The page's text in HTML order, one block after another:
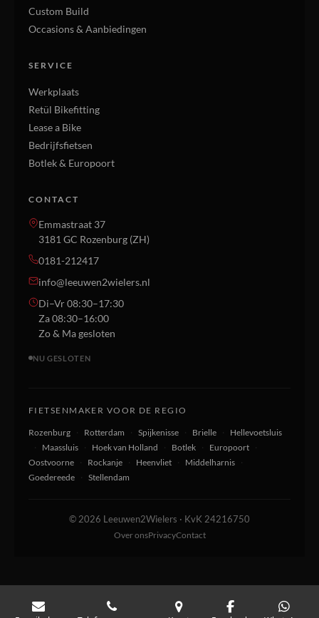
Custom Build
Occasions & Aanbiedingen
SERVICE
Werkplaats
Retül Bikefitting
Lease a Bike
Bedrijfsfietsen
Botlek & Europoort
CONTACT
Emmastraat 37
3181 GC Rozenburg (ZH)
0181-212417
info@leeuwen2wielers.nl
Di–Vr 08:30–17:30
Za 08:30–16:00
Zo & Ma gesloten
NU GESLOTEN
FIETSENMAKER VOOR DE REGIO
Rozenburg Rotterdam Spijkenisse Brielle
Hellevoetsluis
Maassluis Hoek van Holland Botlek Europoort
Oostvoorne
Rockanje Heenvliet Middelharnis
Goedereede
Stellendam
© 2026 Leeuwen2Wielers · KvK 24216750
Over onsPrivacyContact